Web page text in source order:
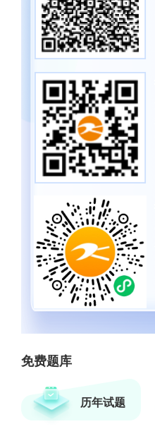
免费题库
历年试题